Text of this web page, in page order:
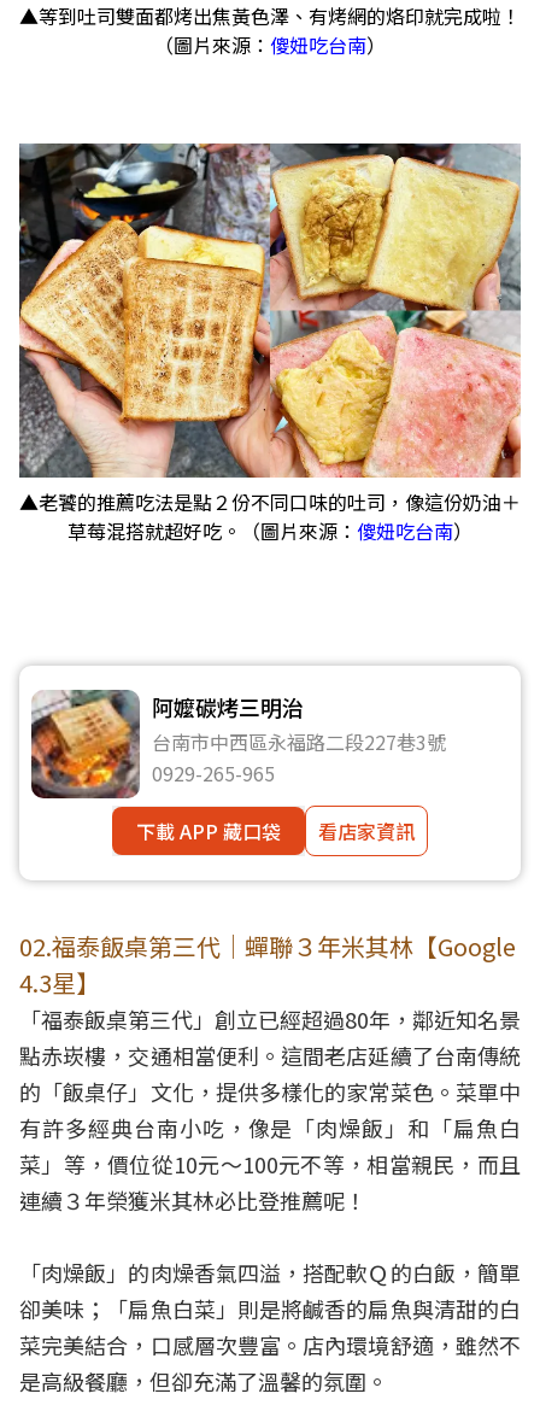
▲等到吐司雙面都烤出焦黃色澤、有烤網的烙印就完成啦！
（圖片來源： 傻妞吃台南）
▲老饕的推薦吃法是點２份不同口味的吐司，像這份奶油＋
草莓混搭就超好吃。（圖片來源： 傻妞吃台南）
阿嬤碳烤三明治
台南市中西區永福路二段227巷3號
0929-265-965
下載 APP 藏口袋
看店家資訊
02.福泰飯桌第三代｜蟬聯３年米其林【Google
4.3星】
「福泰飯桌第三代」創立已經超過80年，鄰近知名景
點赤崁樓，交通相當便利。這間老店延續了台南傳統
的「飯桌仔」文化，提供多樣化的家常菜色。菜單中
有許多經典台南小吃，像是「肉燥飯」和「扁魚白
菜」等，價位從10元～100元不等，相當親民，而且
連續３年榮獲米其林必比登推薦呢！
「肉燥飯」的肉燥香氣四溢，搭配軟Ｑ的白飯，簡單
卻美味；「扁魚白菜」則是將鹹香的扁魚與清甜的白
菜完美結合，口感層次豐富。店內環境舒適，雖然不
是高級餐廳，但卻充滿了溫馨的氛圍。